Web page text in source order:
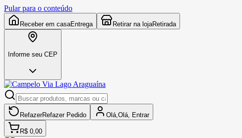
Pular para o conteúdo
Receber em casaEntrega Retirar na lojaRetirada
Informe seu CEP
RefazerRefazer Pedido Olá, Olá, Entrar
R$ 0,00